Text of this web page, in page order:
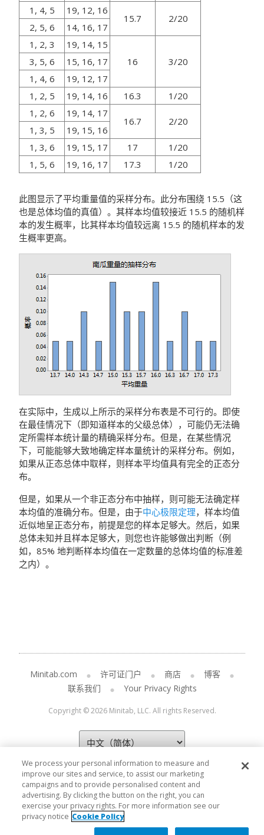
1, 4, 5
19, 12, 16
15.7 2/20
2, 5, 6
14, 16, 17
1, 2, 3
19, 14, 15
16
3/20
3, 5, 6
15, 16, 17
1, 4, 6
19, 12, 17
1, 2, 5
19, 14, 16 16.3
1/20
1, 2, 6
19, 14, 17
16.7 2/20
1, 3, 5
19, 15, 16
1, 3, 6
19, 15, 17 17
1/20
1, 5, 6
19, 16, 17 17.3 1/20
此图显示了平均重量值的采样分布。此分布围绕 15.5（这
也是总体均值的真值）。其样本均值较接近 15.5 的随机样
本的发生概率，比其样本均值较远离 15.5 的随机样本的发
生概率更高。
在实际中，生成以上所示的采样分布表是不可行的。即使
在最佳情况下（即知道样本的父级总体），可能仍无法确
定所需样本统计量的精确采样分布。但是，在某些情况
下，可能能够大致地确定样本量统计的采样分布。例如，
如果从正态总体中取样，则样本平均值具有完全的正态分
布。
但是，如果从一个非正态分布中抽样，则可能无法确定样
本均值的准确分布。但是，由于中心极限定理，样本均值
近似地呈正态分布，前提是您的样本足够大。然后，如果
总体未知并且样本足够大，则您也许能够做出判断（例
如，85% 地判断样本均值在一定数量的总体均值的标准差
之内）。
Minitab.com 许可证门户 商店
博客
联系我们
Your Privacy Rights
Copyright © 2026 Minitab, LLC. All rights Reserved.
We process your personal information to measure and
improve our sites and service, to assist our marketing
campaigns and to provide personalised content and
advertising. By clicking the button on the right, you can
exercise your privacy rights. For more information see our
privacy notice Cookie Policy